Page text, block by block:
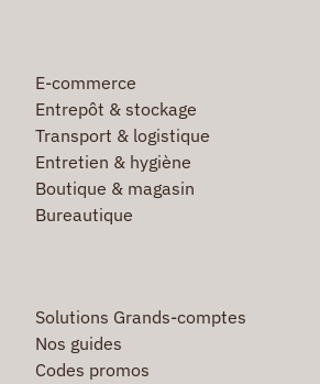
E-commerce
Entrepôt & stockage
Transport & logistique
Entretien & hygiène
Boutique & magasin
Bureautique
Solutions Grands-comptes
Nos guides
Codes promos